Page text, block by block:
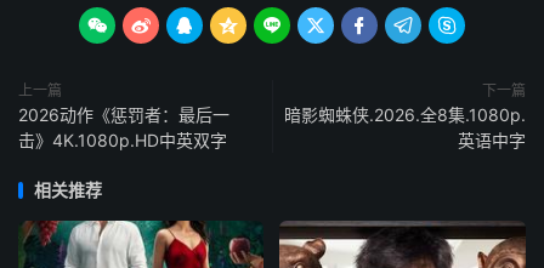
        
上一篇
2026动作《惩罚者：最后一
击》4K.1080p.HD中英双字
下一篇
暗影蜘蛛侠.2026.全8集.1080p.
英语中字
相关推荐